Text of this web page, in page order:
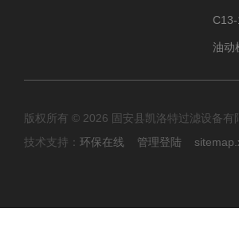
版权所有 © 2026 固安县凯洛特过滤设备
技术支持： 环保在线 管理登陆